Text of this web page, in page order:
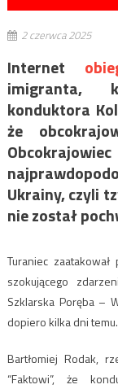
2 czerwca 2025
Internet
imigranta,
konduktora
że
Ukrainy, czyli
nie został
Turaniec
szokującego
Szklarska Poręba –
dopiero kilka dni temu.
Bartłomiej Rodak,
“Faktowi”, że